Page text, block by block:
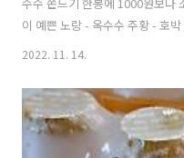
수수 쫀드기 한봉에 1000원보다
이 예쁜 노랑 - 옥수수 주황 - 호박
해서 찢어 먹기 좋아요 구워먹으
살찌는 이유 인가 봅니다 심심하
^^ 이웃님들 이 심정 이해 하시는
^^ 맛은 너무 강하지 않고 살며
2022. 11. 14.